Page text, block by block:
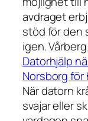
avdraget
stöd för den
igen.
Datorhjälp
Norsborg för
När datorn
svajar eller